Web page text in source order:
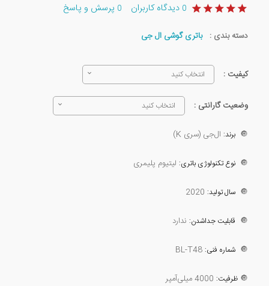
0 دیدگاه کاربران 0 پرسش و پاسخ
دسته بندی : باتری گوشی ال جی
کیفیت : انتخاب کنید
وضعیت گارانتی : انتخاب کنید
🔘 برند: ال‌جی (سری K)
🔘 نوع تکنولوژی باتری: لیتیوم پلیمری
🔘 سال تولید:
🔘 قابلیت جداشدن: ندارد
🔘 شماره فنی:
🔘 ظرفیت: